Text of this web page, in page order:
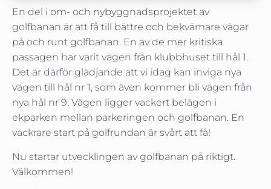
En del i om- och nybyggnadsprojektet av
golfbanan är att få till bättre och bekvämare vägar
på och runt golfbanan. En av de mer kritiska
passagen har varit vägen från klubbhuset till hål 1.
Det är därför glädjande att vi idag kan inviga nya
vägen till hål nr 1, som även kommer bli vägen från
nya hål nr 9. Vägen ligger vackert belägen i
ekparken mellan parkeringen och golfbanan. En
vackrare start på golfrundan är svårt att få!
Nu startar utvecklingen av golfbanan på riktigt.
Välkommen!